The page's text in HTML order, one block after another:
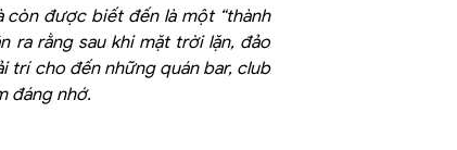
còn được biết đến là một “thành
ra rằng sau khi mặt trời lặn, đảo
trí cho đến những quán bar, club
đáng nhớ.